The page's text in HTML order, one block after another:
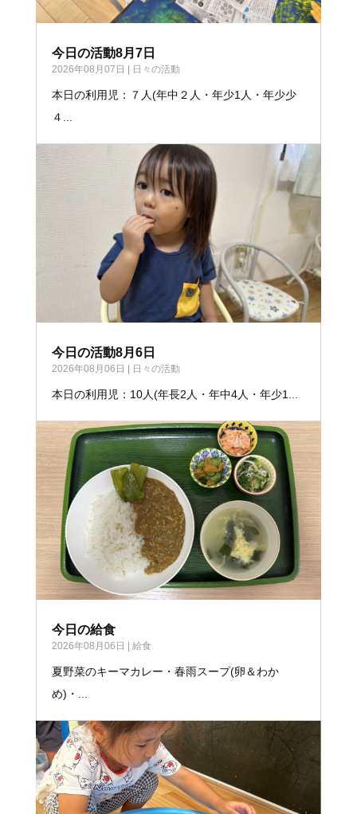
今日の活動8月7日
2026年08月07日 日々の活動
本日の利用児：７人(年中２人・年少1人・年少少
４...
今日の活動8月6日
2026年08月06日 日々の活動
本日の利用児：10人(年長2人・年中4人・年少1...
今日の給食
2026年08月06日 給食
夏野菜のキーマカレー・春雨スープ(卵＆わか
め)・...